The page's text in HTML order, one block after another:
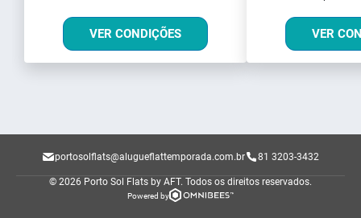
VER CONDIÇÕES VER
portosolflats@alugueflattemporada.com.br 81 3203-3432
© 2026 Porto Sol Flats by AFT. Todos os direitos reservados.
Powered by